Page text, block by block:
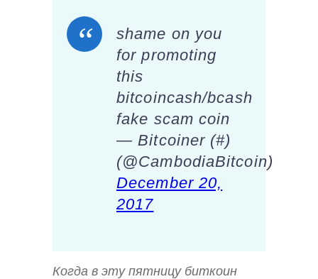
shame on you
for promoting
this
bitcoincash/bcash
fake scam coin
— Bitcoiner (#)
(@CambodiaBitcoin)
December 20,
2017
Когда в эту пятницу биткоин